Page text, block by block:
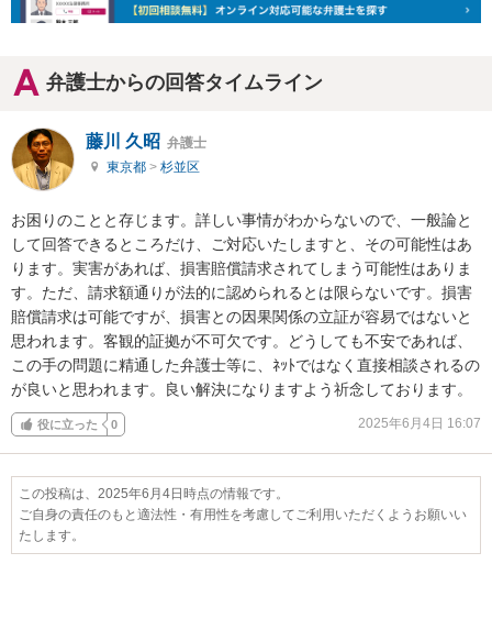
弁護士からの回答タイムライン
藤川 久昭 弁護士
東京都 > 杉並区
お困りのことと存じます。詳しい事情がわからないので、一般論と
して回答できるところだけ、ご対応いたしますと、その可能性はあ
ります。実害があれば、損害賠償請求されてしまう可能性はありま
す。ただ、請求額通りが法的に認められるとは限らないです。損害
賠償請求は可能ですが、損害との因果関係の立証が容易ではないと
思われます。客観的証拠が不可欠です。どうしても不安であれば、
この手の問題に精通した弁護士等に、ﾈｯﾄではなく直接相談されるの
が良いと思われます。良い解決になりますよう祈念しております。
役に立った 0 2025年6月4日 16:07
この投稿は、2025年6月4日時点の情報です。
ご自身の責任のもと適法性・有用性を考慮してご利用いただくようお願いい
たします。